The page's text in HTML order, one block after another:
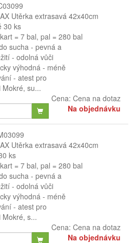
Utěrka extrasavá 42x40cm
30 ks
= 7 bal, pal = 280 bal
sucha - pevná a
- odolná vůči
výhodná - méně
- atest pro
su...
Cena: Cena na dotaz
Na objednávku
Utěrka extrasavá 42x40cm
ks
= 7 bal, pal = 280 bal
sucha - pevná a
- odolná vůči
výhodná - méně
- atest pro
s...
Cena: Cena na dotaz
Na objednávku